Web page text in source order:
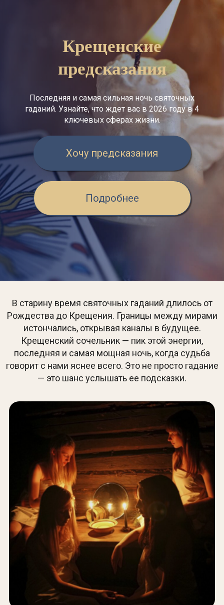
Крещенские
предсказания
Последняя и самая сильная ночь святочных
гаданий. Узнайте, что ждет вас в 2026 году в 4
ключевых сферах жизни.
Хочу предсказания
Подробнее
В старину время святочных гаданий длилось от
Рождества до Крещения. Границы между мирами
истончались, открывая каналы в будущее.
Крещенский сочельник — пик этой энергии,
последняя и самая мощная ночь, когда судьба
говорит с нами яснее всего. Это не просто гадание
— это шанс услышать ее подсказки.